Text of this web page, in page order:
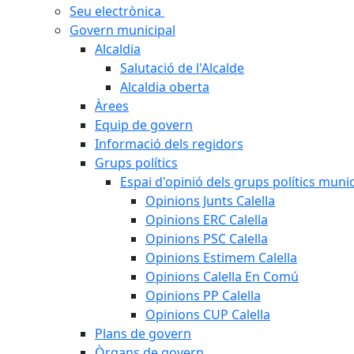
Seu electrònica
Govern municipal
Alcaldia
Salutació de l'Alcalde
Alcaldia oberta
Àrees
Equip de govern
Informació dels regidors
Grups polítics
Espai d'opinió dels grups polítics
Opinions Junts Calella
Opinions ERC Calella
Opinions PSC Calella
Opinions Estimem Calella
Opinions Calella En Comú
Opinions PP Calella
Opinions CUP Calella
Plans de govern